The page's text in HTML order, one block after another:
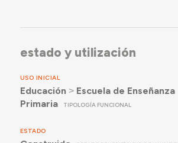
estado y utilización
USO INICIAL
Educación ˃ Escuela de Enseñanza
Primaria
TIPOLOGÍA FUNCIONAL
ESTADO